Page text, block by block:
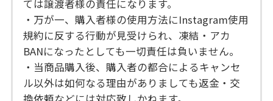
ては譲渡者様の責任になります。
・万が一、購入者様の使用方法にInstagram使用
規約に反する行動が見受けられ、凍結・アカ
BANになったとしても一切責任は負いません。
・当商品購入後、購入者の都合によるキャンセ
ル以外は如何なる理由がありましても返金・交